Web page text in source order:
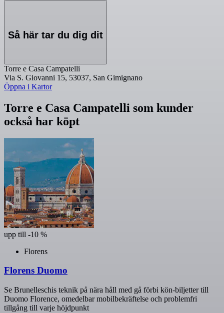
Så här tar du dig dit
Torre e Casa Campatelli
Via S. Giovanni 15, 53037, San Gimignano
Öppna i Kartor
Torre e Casa Campatelli som kunder
också har köpt
upp till -10 %
Florens
Florens Duomo
Se Brunelleschis teknik på nära håll med gå förbi kön-biljetter till
Duomo Florence, omedelbar mobilbekräftelse och problemfri
tillgång till varje höjdpunkt